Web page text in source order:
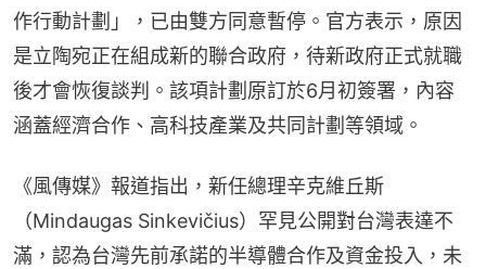
作行動計劃」，已由雙方同意暫停。官方表示，原因
是立陶宛正在組成新的聯合政府，待新政府正式就職
後才會恢復談判。該項計劃原訂於6月初簽署，內容
涵蓋經濟合作、高科技產業及共同計劃等領域。
《風傳媒》報道指出，新任總理辛克維丘斯
（Mindaugas Sinkevičius）罕見公開對台灣表達不
滿，認為台灣先前承諾的半導體合作及資金投入，未